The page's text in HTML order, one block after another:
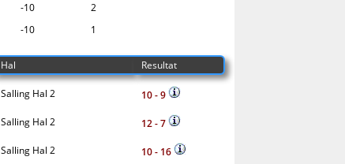
-10
2
-10 1
Hal Resultat
Salling Hal 2
10 - 9
Salling Hal 2
12 - 7
Salling Hal 2
10 - 16